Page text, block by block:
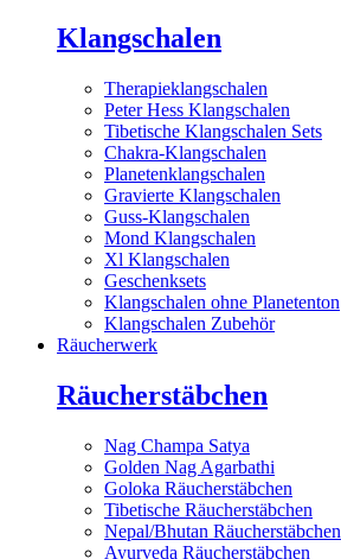
Klangschalen
Therapieklangschalen
Peter Hess Klangschalen
Tibetische Klangschalen Sets
Chakra-Klangschalen
Planetenklangschalen
Gravierte Klangschalen
Guss-Klangschalen
Mond Klangschalen
Xl Klangschalen
Geschenksets
Klangschalen ohne Planetenton
Klangschalen Zubehör
Räucherwerk
Räucherstäbchen
Nag Champa Satya
Golden Nag Agarbathi
Goloka Räucherstäbchen
Tibetische Räucherstäbchen
Nepal/Bhutan Räucherstäbchen
Ayurveda Räucherstäbchen